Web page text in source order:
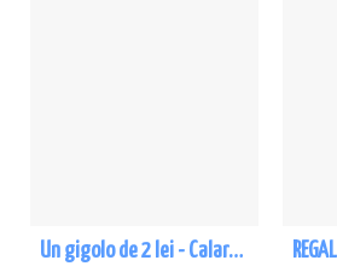
Un gigolo de 2 lei - Calarasi